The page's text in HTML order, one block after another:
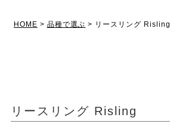
HOME 品種で選ぶ リースリング Risling
リースリング Risling